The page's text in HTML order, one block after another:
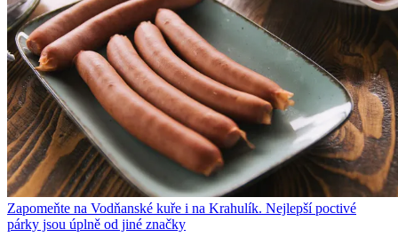
Zapomeňte na Vodňanské kuře i na Krahulík. Nejlepší poctivé
párky jsou úplně od jiné značky